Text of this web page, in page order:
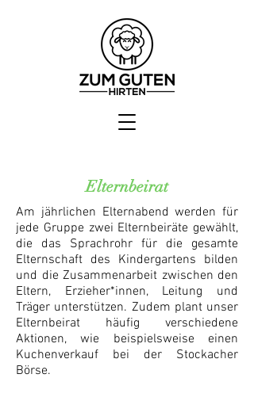
Elternbeirat
Am jährlichen Elternabend werden für
jede Gruppe zwei Elternbeiräte gewählt,
die das Sprachrohr für die gesamte
Elternschaft des Kindergartens bilden
und die Zusammenarbeit zwischen den
Eltern, Erzieher*innen, Leitung und
Träger unterstützen. Zudem plant unser
Elternbeirat häufig verschiedene
Aktionen, wie beispielsweise einen
Kuchenverkauf bei der Stockacher
Börse.